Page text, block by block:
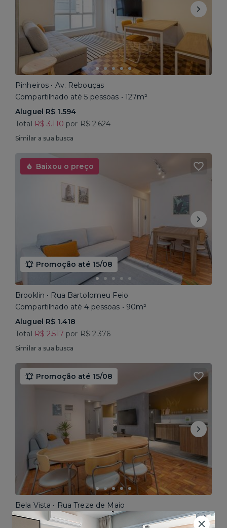
Pinheiros • Av. Rebouças
Compartilhado até 5 pessoas • 127m²
Aluguel R$ 1.594
Total R$ 3.110por R$ 2.624
Similar a sua busca
Baixou o preço
Promoção até 15/08
Brooklin • Rua Bartolomeu Feio
Compartilhado até 4 pessoas • 90m²
Aluguel R$ 1.418
Total R$ 2.517por R$ 2.376
Similar a sua busca
Promoção até 15/08
Bela Vista • Rua Treze de Maio
Compartilhado até 5 pessoas • 160m²